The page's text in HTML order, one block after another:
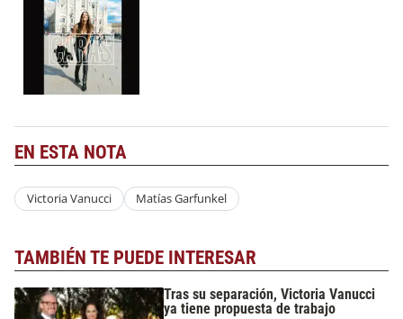
EN ESTA NOTA
Victoria Vanucci Matías Garfunkel
TAMBIÉN TE PUEDE INTERESAR
Tras su separación, Victoria Vanucci
ya tiene propuesta de trabajo